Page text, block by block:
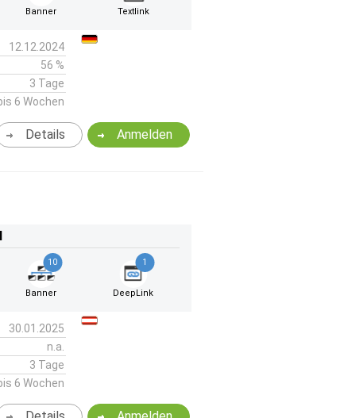
Banner Textlink
12.12.2024
56 %
3 Tage
6 Wochen
Anmelden
Details
10
Banner
1
DeepLink
30.01.2025
n.a.
3 Tage
6 Wochen